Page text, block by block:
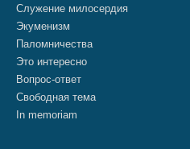
Служение милосердия
Экуменизм
Паломничества
Это интересно
Вопрос-ответ
Свободная тема
In memoriam